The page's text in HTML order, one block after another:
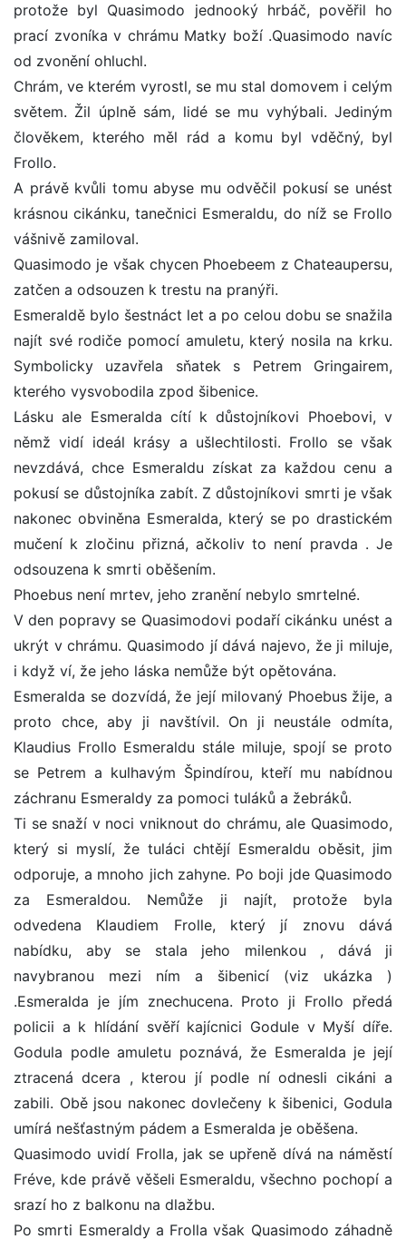
protože byl Quasimodo jednooký hrbáč, pověřil ho
prací zvoníka v chrámu Matky boží .Quasimodo navíc
od zvonění ohluchl.
Chrám, ve kterém vyrostl, se mu stal domovem i celým
světem. Žil úplně sám, lidé se mu vyhýbali. Jediným
člověkem, kterého měl rád a komu byl vděčný, byl
Frollo.
A právě kvůli tomu abyse mu odvěčil pokusí se unést
krásnou cikánku, tanečnici Esmeraldu, do níž se Frollo
vášnivě zamiloval.
Quasimodo je však chycen Phoebeem z Chateaupersu,
zatčen a odsouzen k trestu na pranýři.
Esmeraldě bylo šestnáct let a po celou dobu se snažila
najít své rodiče pomocí amuletu, který nosila na krku.
Symbolicky uzavřela sňatek s Petrem Gringairem,
kterého vysvobodila zpod šibenice.
Lásku ale Esmeralda cítí k důstojníkovi Phoebovi, v
němž vidí ideál krásy a ušlechtilosti. Frollo se však
nevzdává, chce Esmeraldu získat za každou cenu a
pokusí se důstojníka zabít. Z důstojníkovi smrti je však
nakonec obviněna Esmeralda, který se po drastickém
mučení k zločinu přizná, ačkoliv to není pravda . Je
odsouzena k smrti oběšením.
Phoebus není mrtev, jeho zranění nebylo smrtelné.
V den popravy se Quasimodovi podaří cikánku unést a
ukrýt v chrámu. Quasimodo jí dává najevo, že ji miluje,
i když ví, že jeho láska nemůže být opětována.
Esmeralda se dozvídá, že její milovaný Phoebus žije, a
proto chce, aby ji navštívil. On ji neustále odmíta,
Klaudius Frollo Esmeraldu stále miluje, spojí se proto
se Petrem a kulhavým Špindírou, kteří mu nabídnou
záchranu Esmeraldy za pomoci tuláků a žebráků.
Ti se snaží v noci vniknout do chrámu, ale Quasimodo,
který si myslí, že tuláci chtějí Esmeraldu oběsit, jim
odporuje, a mnoho jich zahyne. Po boji jde Quasimodo
za Esmeraldou. Nemůže ji najít, protože byla
odvedena Klaudiem Frolle, který jí znovu dává
nabídku, aby se stala jeho milenkou , dává ji
navybranou mezi ním a šibenicí (viz ukázka )
.Esmeralda je jím znechucena. Proto ji Frollo předá
policii a k hlídání svěří kajícnici Godule v Myší díře.
Godula podle amuletu poznává, že Esmeralda je její
ztracená dcera , kterou jí podle ní odnesli cikáni a
zabili. Obě jsou nakonec dovlečeny k šibenici, Godula
umírá nešťastným pádem a Esmeralda je oběšena.
Quasimodo uvidí Frolla, jak se upřeně dívá na náměstí
Fréve, kde právě věšeli Esmeraldu, všechno pochopí a
srazí ho z balkonu na dlažbu.
Po smrti Esmeraldy a Frolla však Quasimodo záhadně